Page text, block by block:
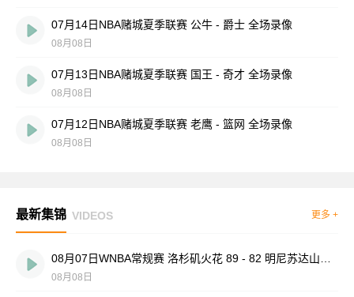
07月14日NBA赌城夏季联赛 公牛 - 爵士 全场录像
08月08日
07月13日NBA赌城夏季联赛 国王 - 奇才 全场录像
08月08日
07月12日NBA赌城夏季联赛 老鹰 - 篮网 全场录像
08月08日
最新集锦 VIDEOS 更多 +
08月08日